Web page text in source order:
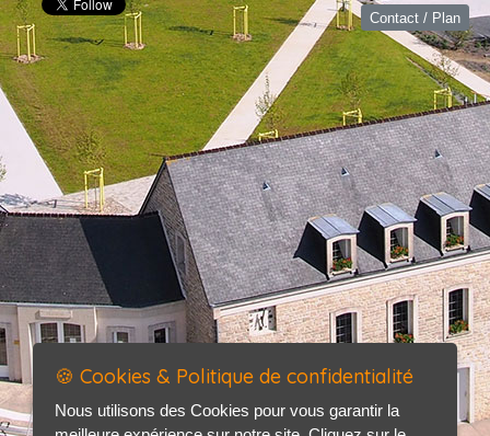
Contact / Plan
🍪 Cookies & Politique de confidentialité
Nous utilisons des Cookies pour vous garantir la